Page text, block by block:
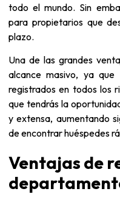
todo el mundo. Sin
para propietarios que
plazo.
Una de las grandes
alcance masivo, ya que
registrados en todos los
que tendrás la
y extensa, aumentando
de encontrar huéspedes
Ventajas de